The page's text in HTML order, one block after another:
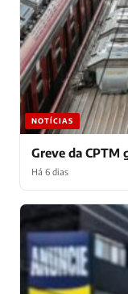
NOTÍCIAS
Greve da CPTM
Há 6 dias